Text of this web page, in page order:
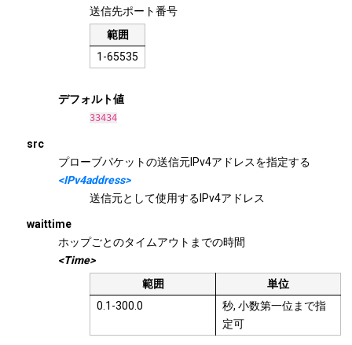
送信先ポート番号
範囲
1-65535
デフォルト値
33434
src
プローブパケットの送信元IPv4アドレスを指定する
<IPv4address>
送信元として使用するIPv4アドレス
waittime
ホップごとのタイムアウトまでの時間
<Time>
範囲
単位
0.1-300.0
秒, 小数第一位まで指
定可